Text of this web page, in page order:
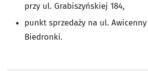
przy ul. Grabiszyńskiej 184,
punkt sprzedaży na ul. Awicenny
Biedronki.